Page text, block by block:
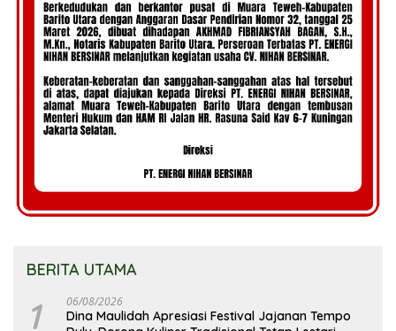
BERITA UTAMA
1 06/08/2026
Dina Maulidah Apresiasi Festival Jajanan Tempo